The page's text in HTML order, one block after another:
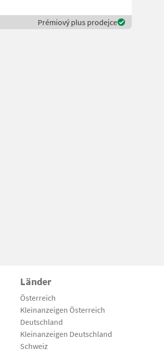
Prémiový plus prodejce
Länder
Österreich
Kleinanzeigen Österreich
Deutschland
Kleinanzeigen Deutschland
Schweiz